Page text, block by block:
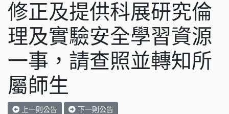
修正及提供科展研究倫
理及實驗安全學習資源
一事，請查照並轉知所
屬師生
上一則公告 下一則公告